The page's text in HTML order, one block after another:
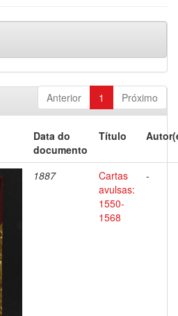
Anterior 1 Próximo
Data do
documento
Título
1887
Cartas
avulsas:
1550-
1568
-